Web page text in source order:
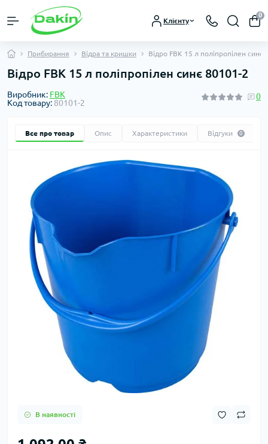
Клієнту
0
Прибирання Відра та кришки Відро FBK 15 л поліпропілен синє
Відро FBK 15 л поліпропілен синє 80101-2
Виробник: FBK
Код товару: 80101-2
0
Все про товар Опис Характеристики Відгуки 0
В наявності